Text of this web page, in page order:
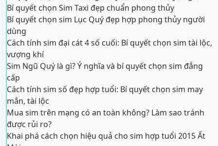
Bí quyết chọn Sim Taxi đẹp chuẩn phong thủy
Bí quyết chọn sim Lục Quý đẹp hợp phong thủy người
dùng
Cách tính sim đại cát 4 số cuối: Bí quyết chọn sim tài lộc,
vượng khí
Sim Ngũ Quý là gì? Ý nghĩa và bí quyết chọn sim đẳng
cấp
Cách tính sim số đẹp hợp tuổi: Bí quyết chọn sim may
mắn, tài lộc
Mua sim trên mạng có an toàn không? Làm sao tránh
được rủi ro?
Khai phá cách chọn hiệu quả cho sim hợp tuổi 2015 Ất